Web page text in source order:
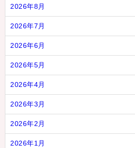
2026年8月
2026年7月
2026年6月
2026年5月
2026年4月
2026年3月
2026年2月
2026年1月